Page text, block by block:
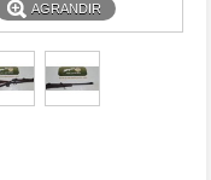
AGRANDIR